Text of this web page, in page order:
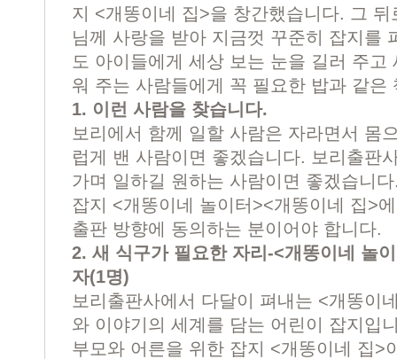
지 <개똥이네 집>을 창간했습니다. 그
님께 사랑을 받아 지금껏 꾸준히 잡지를
도 아이들에게 세상 보는 눈을 길러 주고
워 주는 사람들에게 꼭 필요한 밥과 같은
1. 이런 사람을 찾습니다.
보리에서 함께 일할 사람은 자라면서 몸
럽게 밴 사람이면 좋겠습니다. 보리출판
가며 일하길 원하는 사람이면 좋겠습니
잡지 <개똥이네 놀이터><개똥이네 집>
출판 방향에 동의하는 분이어야 합니다.
2. 새 식구가 필요한 자리-<개똥이네 놀
자(1명)
보리출판사에서 다달이 펴내는 <개똥이
와 이야기의 세계를 담는 어린이 잡지입
부모와 어른을 위한 잡지 <개똥이네 집>